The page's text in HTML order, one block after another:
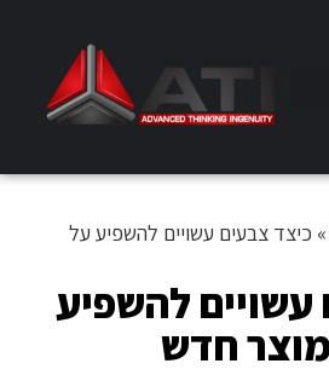
» כיצד צבעים עשויים להשפיע על
עשויים להשפיע
חדש